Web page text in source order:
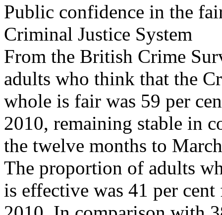
Public confidence in the
Criminal Justice System
From the British Crime
adults who think that the
whole is fair was 59 per
2010, remaining stable in
the twelve months to
The proportion of adults
is effective was 41 per